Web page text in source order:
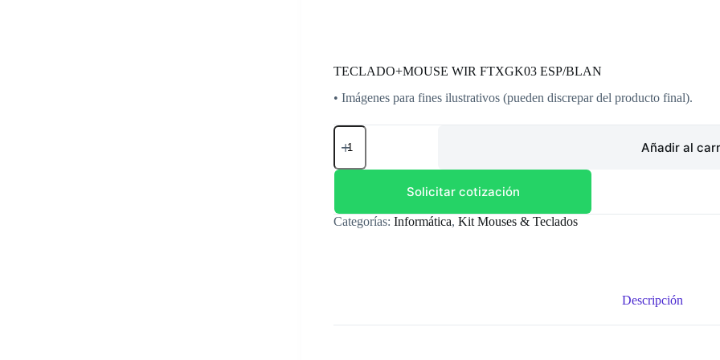
TECLADO+MOUSE WIR FTXGK03 ESP/BLAN
• Imágenes para fines ilustrativos (pueden discrepar del producto final).
TECLADO+MOUSE
WIR
ESP/BLAN
Añadir al
Solicitar cotización
Categorías: Informática, Kit Mouses & Teclados
Descripción